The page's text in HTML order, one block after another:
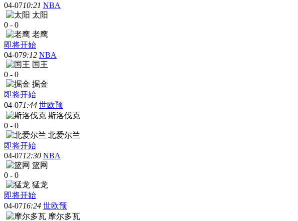
04-0710:21 NBA
太阳
0 - 0
老鹰
即将开始
04-079:12 NBA
国王
0 - 0
掘金
即将开始
04-071:44 世欧预
斯洛伐克
0 - 0
北爱尔兰
即将开始
04-0712:30 NBA
篮网
0 - 0
猛龙
即将开始
04-0716:24 世欧预
摩尔多瓦